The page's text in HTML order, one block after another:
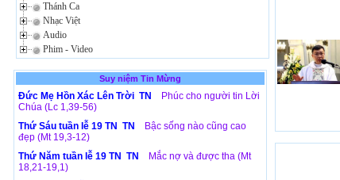
Thánh Ca
Nhạc Việt
Audio
Phim - Video
Suy niệm Tin Mừng
Đức Mẹ Hồn Xác Lên Trời TN
Phúc cho người tin Lời
Chúa (Lc 1,39-56)
Thứ Sáu tuần lễ 19 TN TN
Bậc sống nào cũng cao
đẹp (Mt 19,3-12)
Thứ Năm tuần lễ 19 TN TN
Mắc nợ và được tha (Mt
18,21-19,1)